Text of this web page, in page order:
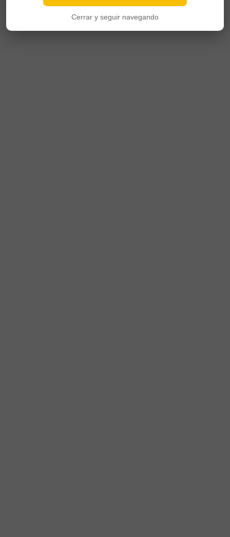
Cerrar y seguir navegando